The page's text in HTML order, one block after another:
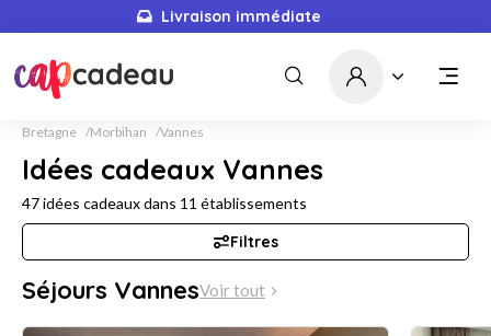
Livraison immédiate
Bretagne Morbihan Vannes
Idées cadeaux Vannes
47idées cadeaux dans 11 établissements
Filtres
Séjours VannesVoir tout